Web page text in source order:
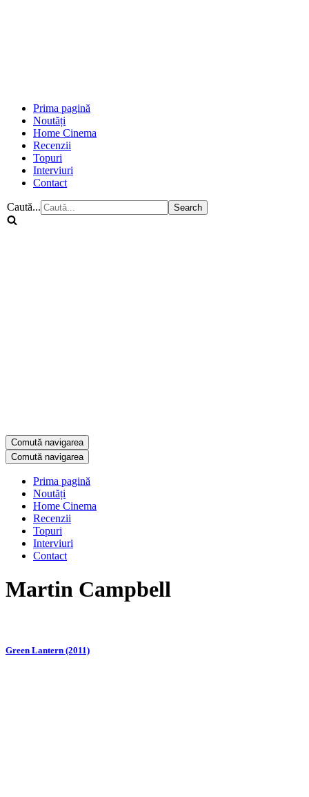
Prima pagină
Noutăți
Home Cinema
Recenzii
Topuri
Interviuri
Contact
Caută...
Comută navigarea
Comută navigarea
Prima pagină
Noutăți
Home Cinema
Recenzii
Topuri
Interviuri
Contact
Martin Campbell
Green Lantern (2011)